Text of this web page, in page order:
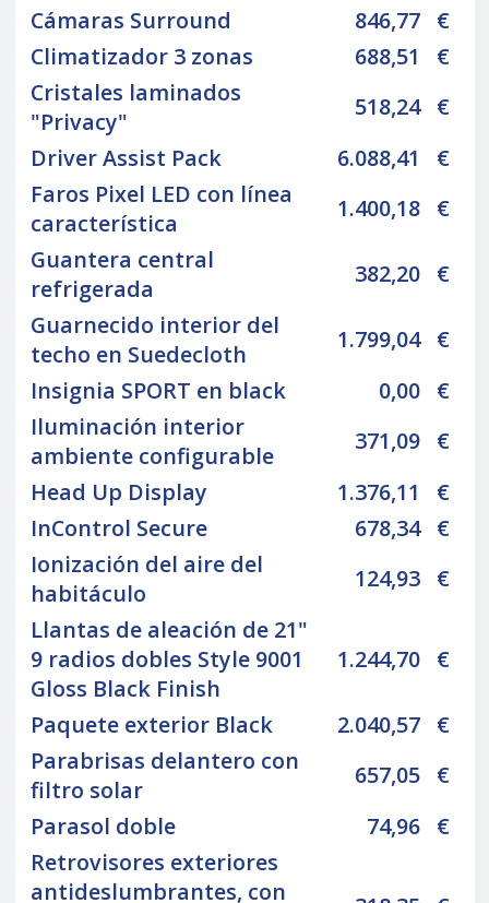
Cámaras Surround 846,77 €
Climatizador 3 zonas
688,51
€
Cristales laminados
"Privacy"
518,24 €
Driver Assist Pack
6.088,41
€
Faros Pixel LED con línea
característica
1.400,18 €
Guantera central
refrigerada
382,20 €
Guarnecido interior del
techo en Suedecloth
1.799,04 €
Insignia SPORT en black
0,00 €
Iluminación interior
ambiente configurable
371,09 €
Head Up Display
1.376,11
€
InControl Secure
678,34 €
Ionización del aire del
habitáculo
124,93 €
Llantas de aleación de 21"
9 radios dobles Style 9001
Gloss Black Finish
1.244,70 €
Paquete exterior Black 2.040,57 €
Parabrisas delantero con
filtro solar
657,05 €
Parasol doble
74,96 €
Retrovisores exteriores
antideslumbrantes, con